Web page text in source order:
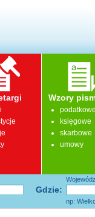
Wzory
księgowe
skarbowe
umowy
Gdzie:
np: